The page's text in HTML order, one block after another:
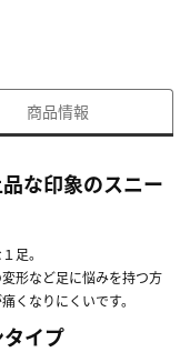
商品情報
な印象のスニー
足。
形など足に悩みを持つ方
くなりにくいです。
イプ